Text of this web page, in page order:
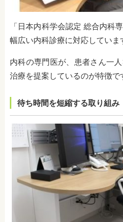
「日本内科学会認定 総合内科
幅広い内科診療に対応していま
内科の専門医が、患者さん一
治療を提案しているのが特徴で
待ち時間を短縮する取り組み